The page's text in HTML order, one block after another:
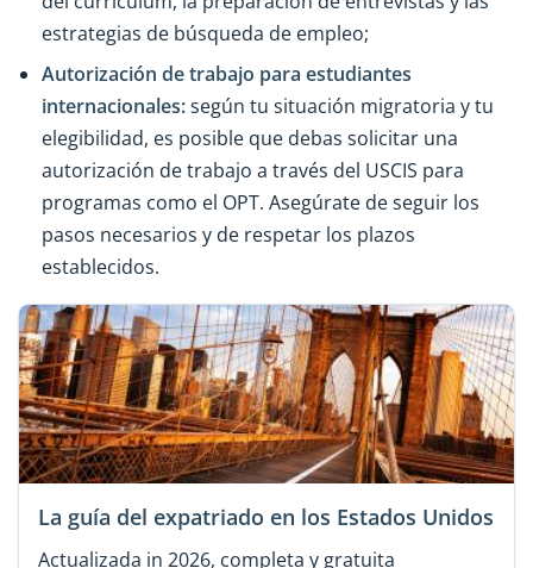
estrategias de búsqueda de empleo;
Autorización de trabajo para estudiantes
internacionales:según tu situación migratoria y tu
elegibilidad, es posible que debas solicitar una
autorización de trabajo a través del USCIS para
programas como el OPT. Asegúrate de seguir los
pasos necesarios y de respetar los plazos
establecidos.
La guía del expatriado en los Estados Unidos
Actualizada in 2026, completa y gratuita